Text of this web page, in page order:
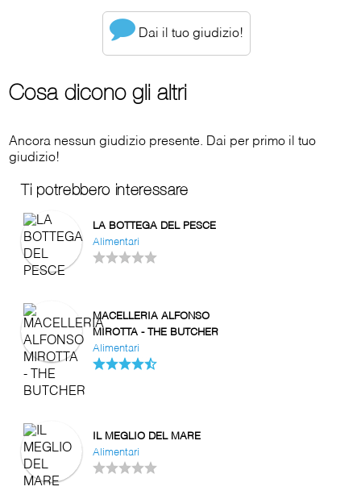
Dai il tuo giudizio!
Cosa dicono gli altri
Ancora nessun giudizio presente. Dai per primo il tuo
giudizio!
Ti potrebbero interessare
LA BOTTEGA DEL PESCE
Alimentari
MACELLERIA ALFONSO
MIROTTA - THE BUTCHER
Alimentari
IL MEGLIO DEL MARE
Alimentari